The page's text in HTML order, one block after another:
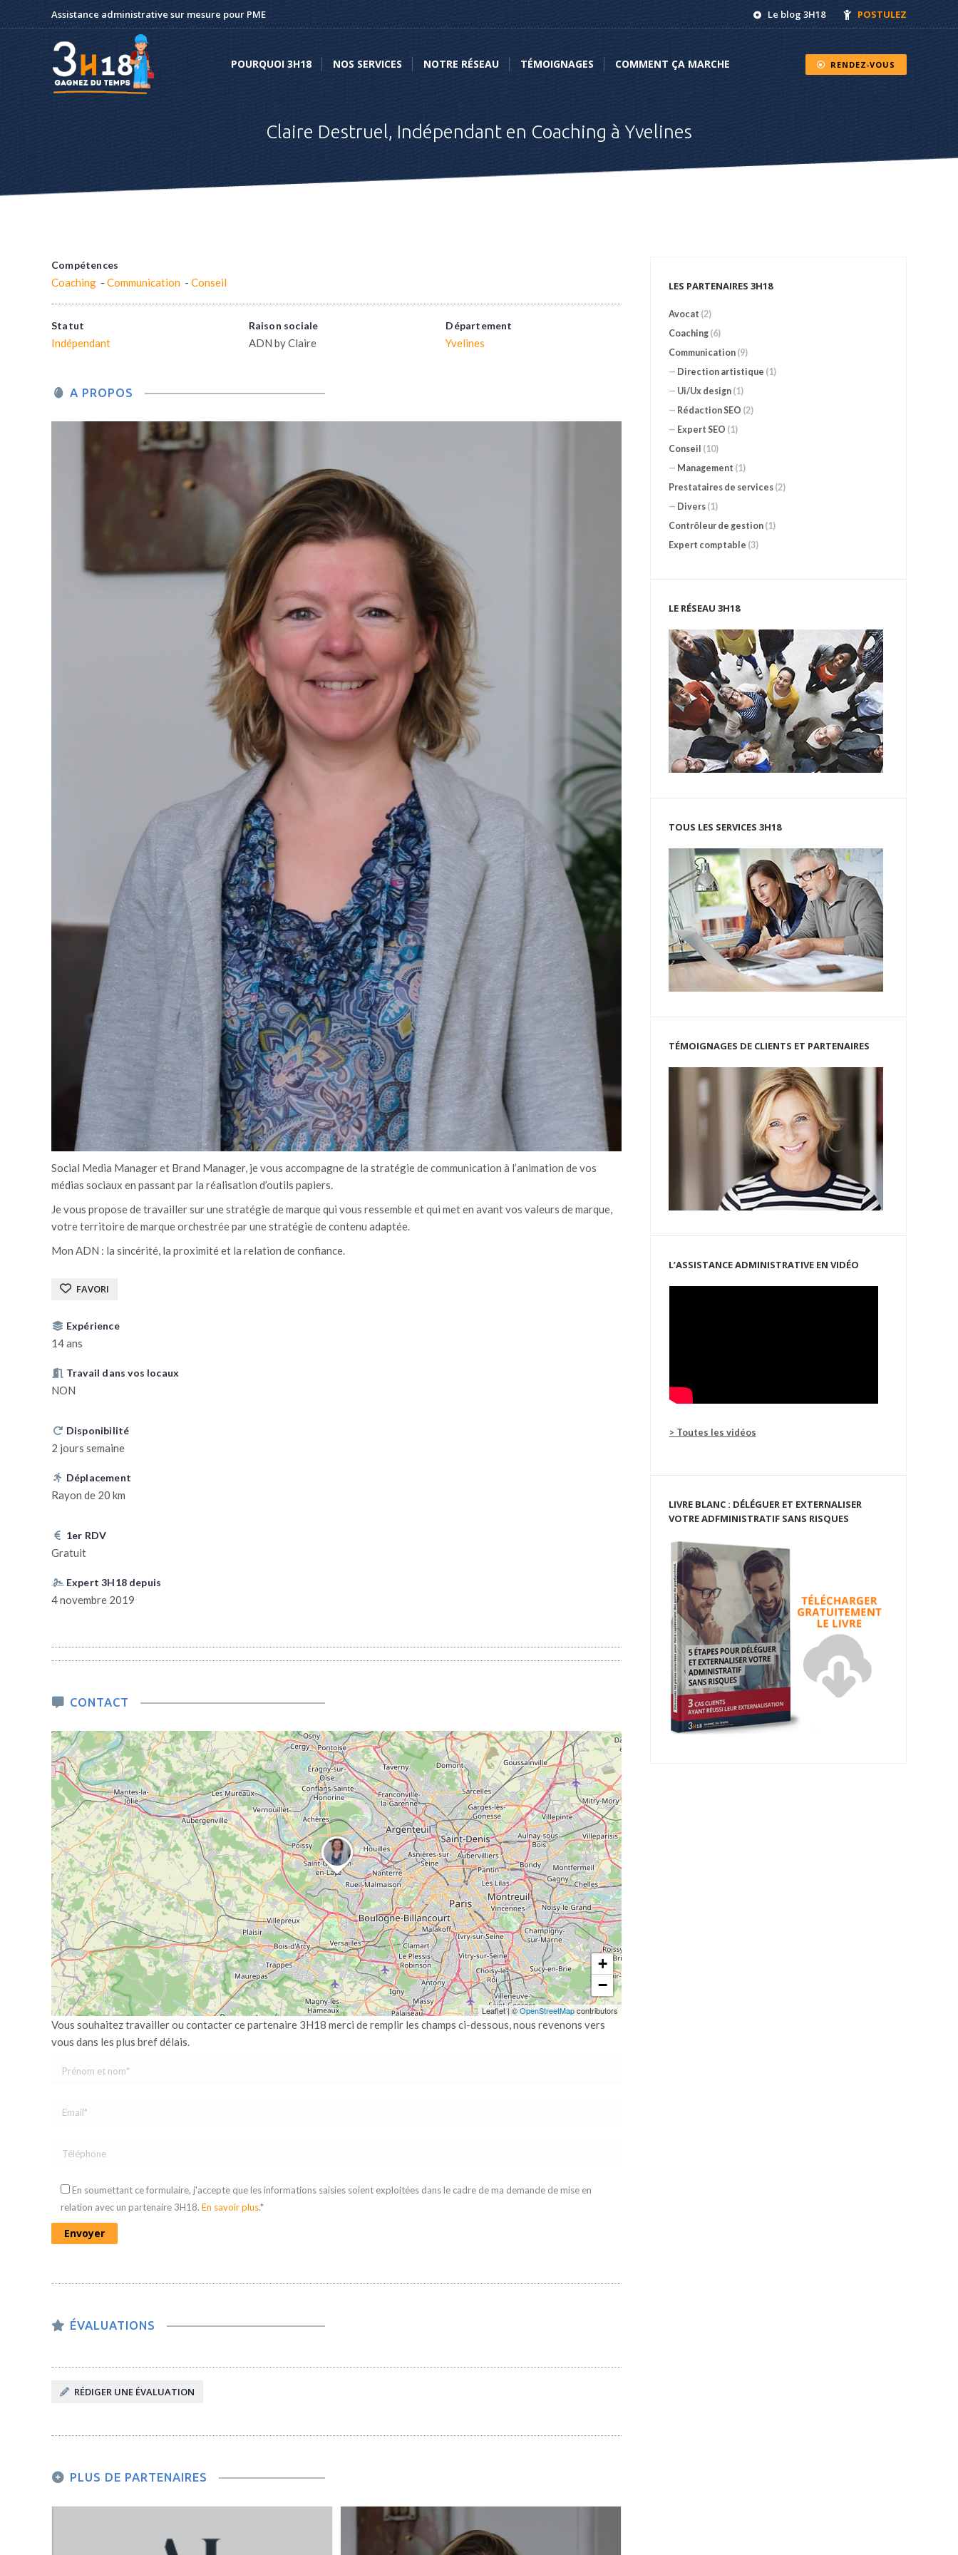
Assistance administrative sur mesure pour PME Le blog 3H18 POSTULEZ
POURQUOI 3H18 NOS SERVICES NOTRE RÉSEAU TÉMOIGNAGES COMMENT ÇA MARCHE RENDEZ-VOUS
Claire Destruel, Indépendant en Coaching à Yvelines
Compétences
Coaching - Communication - Conseil
Statut
Indépendant
Raison sociale
ADN by Claire
Département
Yvelines
A PROPOS
Social Media Manager et Brand Manager, je vous accompagne de la stratégie de communication à l’animation de vos
médias sociaux en passant par la réalisation d’outils papiers.
Je vous propose de travailler sur une stratégie de marque qui vous ressemble et qui met en avant vos valeurs de marque,
votre territoire de marque orchestrée par une stratégie de contenu adaptée.
Mon ADN : la sincérité, la proximité et la relation de confiance.
FAVORI
Expérience
14 ans
Travail dans vos locaux
NON
Disponibilité
2 jours semaine
Déplacement
Rayon de 20 km
1er RDV
Gratuit
Expert 3H18 depuis
4 novembre 2019
CONTACT
+
−
Leaflet|©OpenStreetMapcontributors
Vous souhaitez travailler ou contacter ce partenaire 3H18 merci de remplir les champs ci-dessous, nous revenons vers
vous dans les plus bref délais.
En soumettant ce formulaire, j'accepte que les informations saisies soient exploitées dans le cadre de ma demande de mise en
relation avec un partenaire 3H18. En savoir plus.*
ÉVALUATIONS
RÉDIGER UNE ÉVALUATION
PLUS DE PARTENAIRES
LES PARTENAIRES 3H18
Avocat (2)
Coaching (6)
Communication (9)
— Direction artistique (1)
— Ui/Ux design (1)
— Rédaction SEO (2)
— Expert SEO (1)
Conseil (10)
— Management (1)
Prestataires de services (2)
— Divers (1)
Contrôleur de gestion (1)
Expert comptable (3)
LE RÉSEAU 3H18
TOUS LES SERVICES 3H18
TÉMOIGNAGES DE CLIENTS ET PARTENAIRES
L’ASSISTANCE ADMINISTRATIVE EN VIDÉO
> Toutes les vidéos
LIVRE BLANC : DÉLÉGUER ET EXTERNALISER
VOTRE ADFMINISTRATIF SANS RISQUES
POURQUOI 3H18 NOS SERVICES NOTRE RÉSEAU TÉMOIGNAGES COMMENT ÇA MARCHE